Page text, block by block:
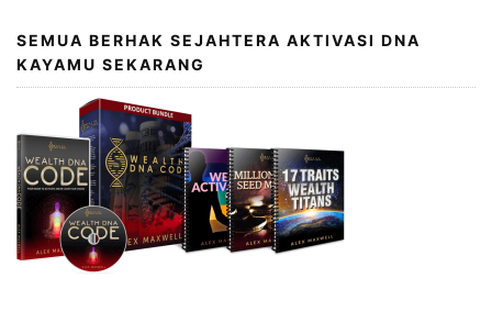
SEMUA BERHAK SEJAHTERA AKTIVASI DNA
KAYAMU SEKARANG